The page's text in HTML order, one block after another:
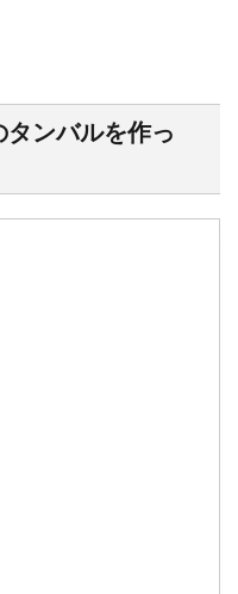
ンバルを作っ